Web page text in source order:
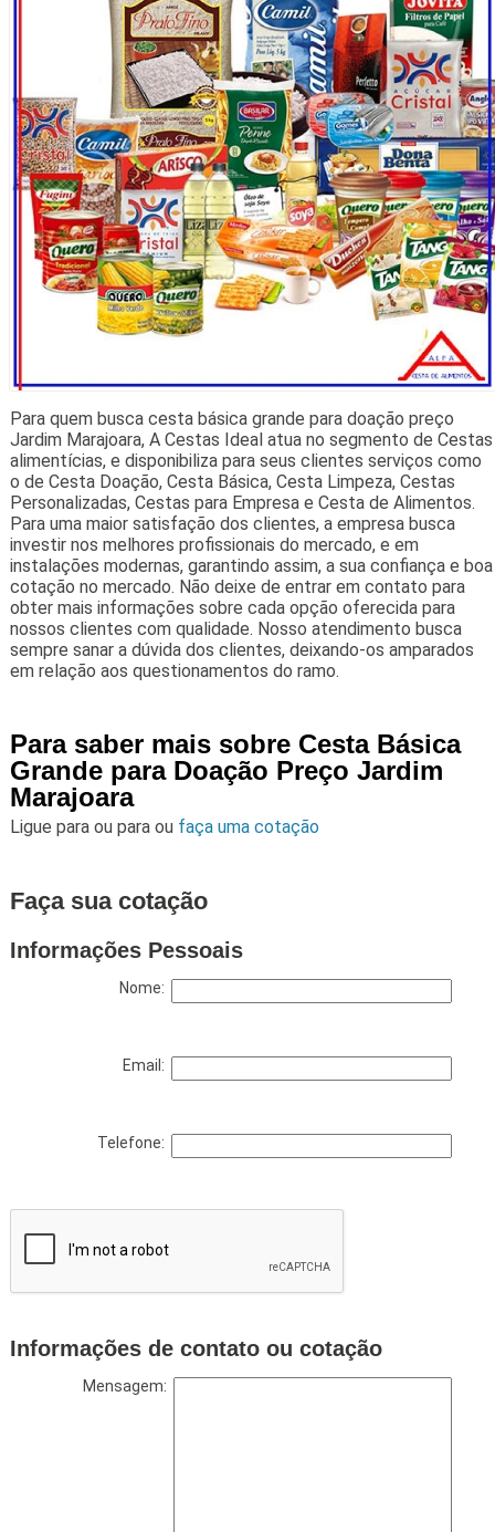
Para quem busca cesta básica grande para doação preço
Jardim Marajoara, A Cestas Ideal atua no segmento de Cestas
alimentícias, e disponibiliza para seus clientes serviços como
o de Cesta Doação, Cesta Básica, Cesta Limpeza, Cestas
Personalizadas, Cestas para Empresa e Cesta de Alimentos.
Para uma maior satisfação dos clientes, a empresa busca
investir nos melhores profissionais do mercado, e em
instalações modernas, garantindo assim, a sua confiança e boa
cotação no mercado. Não deixe de entrar em contato para
obter mais informações sobre cada opção oferecida para
nossos clientes com qualidade. Nosso atendimento busca
sempre sanar a dúvida dos clientes, deixando-os amparados
em relação aos questionamentos do ramo.
Para saber mais sobre Cesta Básica
Grande para Doação Preço Jardim
Marajoara
Ligue para ou para ou faça uma cotação
Faça sua cotação
Informações Pessoais
Nome:
Email:
Telefone:
Informações de contato ou cotação
Mensagem: